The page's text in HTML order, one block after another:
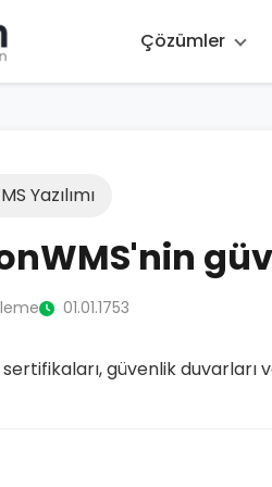
Çözümler
Yazılımı
01.01.1753
sertifikaları, güvenlik